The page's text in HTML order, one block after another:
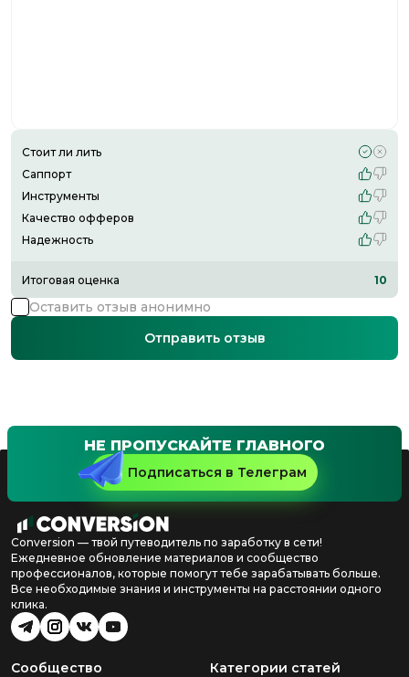
Стоит ли лить
Саппорт
Инструменты
Качество офферов
Надежность
Итоговая оценка 10
Оставить отзыв анонимно
Отправить отзыв
НЕ ПРОПУСКАЙТЕ ГЛАВНОГО
Подписаться в Телеграм
Conversion — твой путеводитель по заработку в сети!
Ежедневное обновление материалов и сообщество
профессионалов, которые помогут тебе зарабатывать больше.
Все необходимые знания и инструменты на расстоянии одного
клика.
Сообщество Категории статей